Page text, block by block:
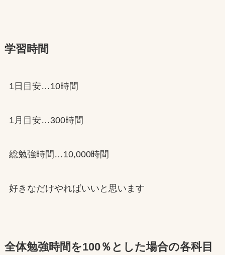
学習時間
1日目安…10時間
1月目安…300時間
総勉強時間…10,000時間
好きなだけやればいいと思います
全体勉強時間を100％とした場合の各科目